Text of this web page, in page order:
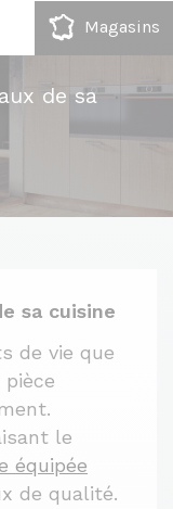
Magasins
de sa
sa cuisine
de vie que
le
équipée
de qualité.